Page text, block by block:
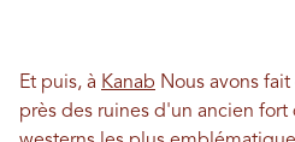
Et puis, à Kanab Nous avons
près des ruines d'un ancien fort